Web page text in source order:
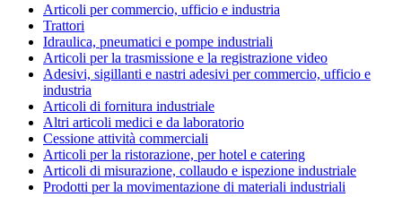
Articoli per commercio, ufficio e industria
Trattori
Idraulica, pneumatici e pompe industriali
Articoli per la trasmissione e la registrazione video
Adesivi, sigillanti e nastri adesivi per commercio, ufficio e
industria
Articoli di fornitura industriale
Altri articoli medici e da laboratorio
Cessione attività commerciali
Articoli per la ristorazione, per hotel e catering
Articoli di misurazione, collaudo e ispezione industriale
Prodotti per la movimentazione di materiali industriali